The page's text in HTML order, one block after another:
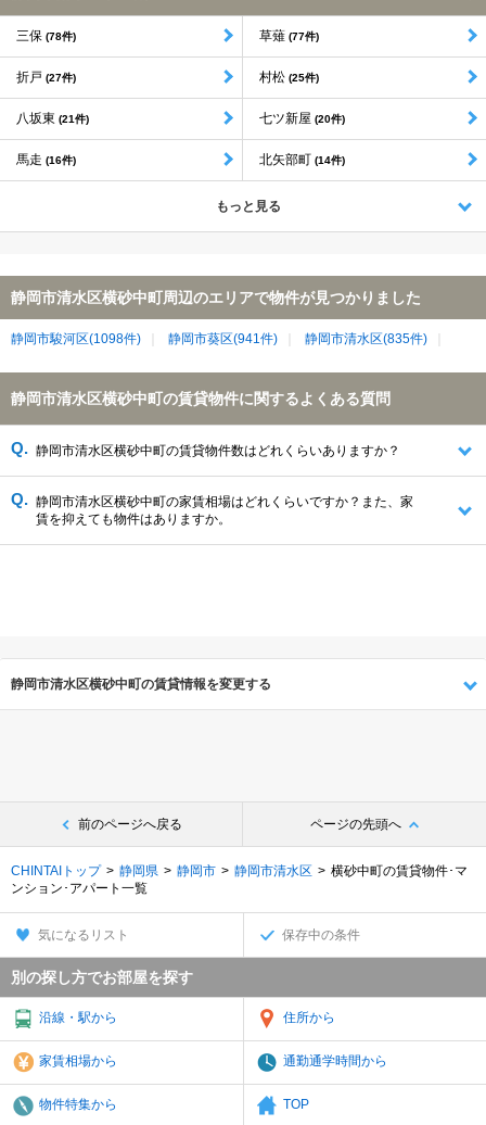
三保 (78件) 草薙 (77件)
折戸 (27件) 村松 (25件)
八坂東 (21件) 七ツ新屋 (20件)
馬走 (16件) 北矢部町 (14件)
もっと見る
静岡市清水区横砂中町周辺のエリアで物件が見つかりました
静岡市駿河区(1098件) 静岡市葵区(941件) 静岡市清水区(835件)
静岡市清水区横砂中町の賃貸物件に関するよくある質問
静岡市清水区横砂中町の賃貸物件数はどれくらいありますか？
静岡市清水区横砂中町の家賃相場はどれくらいですか？また、家
賃を抑えても物件はありますか。
静岡市清水区横砂中町の賃貸情報を変更する
前のページへ戻る ページの先頭へ
CHINTAIトップ 静岡県 静岡市 静岡市清水区
横砂中町の賃貸物件･マ
ンション･アパート一覧
気になるリスト 保存中の条件
別の探し方でお部屋を探す
沿線・駅から 住所から
家賃相場から 通勤通学時間から
物件特集から TOP